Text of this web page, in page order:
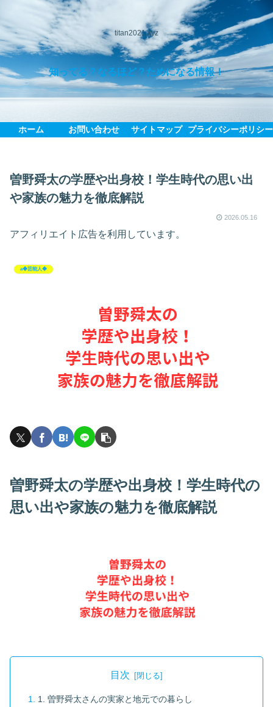
titan2021.xyz
知ってる？なるほど？ためになる情報！
ホーム お問い合わせ サイトマップ プライバシーポリシー
曽野舜太の学歴や出身校！学生時代の思い出
や家族の魅力を徹底解説
2026.05.16
アフィリエイト広告を利用しています。
a◆芸能人◆
曽野舜太の学歴や出身校！学生時代の
思い出や家族の魅力を徹底解説
目次
1. 曽野舜太さんの実家と地元での暮らし